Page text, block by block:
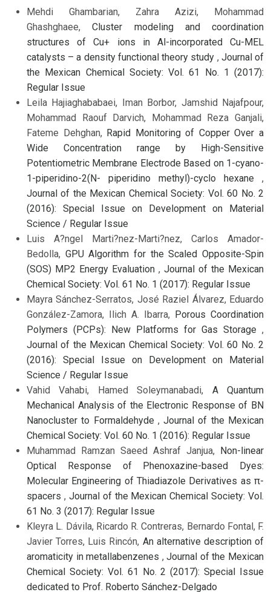
Mehdi Ghambarian, Zahra Azizi, Mohammad
Ghashghaee,Cluster modeling and coordination
structures of Cu+ ions in Al-incorporated Cu-MEL
catalysts – a density functional theory study , Journal of
the Mexican Chemical Society: Vol. 61 No. 1 (2017):
Regular Issue
Leila Hajiaghababaei, Iman Borbor, Jamshid Najafpour,
Mohammad Raouf Darvich, Mohammad Reza Ganjali,
Fateme Dehghan, Rapid Monitoring of Copper Over a
Wide Concentration range by High-Sensitive
Potentiometric Membrane Electrode Based on 1-cyano-
1-piperidino-2(N- piperidino methyl)-cyclo hexane ,
Journal of the Mexican Chemical Society: Vol. 60 No. 2
(2016): Special Issue on Development on Material
Science / Regular Issue
Luis A?ngel Marti?nez-Marti?nez, Carlos Amador-
Bedolla, GPU Algorithm for the Scaled Opposite-Spin
(SOS) MP2 Energy Evaluation , Journal of the Mexican
Chemical Society: Vol. 61 No. 1 (2017): Regular Issue
Mayra Sánchez-Serratos, José Raziel Álvarez, Eduardo
González-Zamora, Ilich A. Ibarra, Porous Coordination
Polymers (PCPs): New Platforms for Gas Storage ,
Journal of the Mexican Chemical Society: Vol. 60 No. 2
(2016): Special Issue on Development on Material
Science / Regular Issue
Vahid Vahabi, Hamed Soleymanabadi, A Quantum
Mechanical Analysis of the Electronic Response of BN
Nanocluster to Formaldehyde ,Journal of the Mexican
Chemical Society: Vol. 60 No. 1 (2016): Regular Issue
Muhammad Ramzan Saeed Ashraf Janjua, Non-linear
Optical Response of Phenoxazine-based Dyes:
Molecular Engineering of Thiadiazole Derivatives as π-
spacers , Journal of the Mexican Chemical Society: Vol.
61 No. 3 (2017): Regular Issue
Kleyra L. Dávila, Ricardo R. Contreras, Bernardo Fontal, F.
Javier Torres, Luis Rincón, An alternative description of
aromaticity in metallabenzenes ,Journal of the Mexican
Chemical Society: Vol. 61 No. 2 (2017): Special Issue
dedicated to Prof. Roberto Sánchez-Delgado